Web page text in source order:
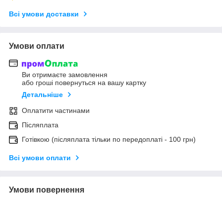
Всі умови доставки
Умови оплати
Ви отримаєте замовлення
або гроші повернуться на вашу картку
Детальніше
Оплатити частинами
Післяплата
Готівкою (післяплата тільки по передоплаті - 100 грн)
Всі умови оплати
Умови повернення